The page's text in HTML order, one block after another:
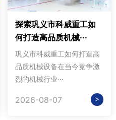
探索巩义市科威重工如
何打造高品质机械···
巩义市科威重工如何打造高
品质机械设备在当今竞争激
烈的机械行业···
2026-08-07 >